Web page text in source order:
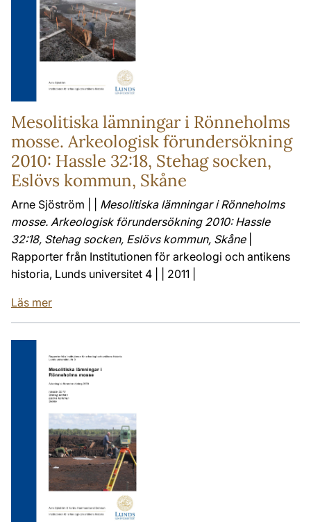
Mesolitiska lämningar i Rönneholms
mosse. Arkeologisk förundersökning
2010: Hassle 32:18, Stehag socken,
Eslövs kommun, Skåne
Arne Sjöström | | Mesolitiska lämningar i Rönneholms
mosse. Arkeologisk förundersökning 2010: Hassle
32:18, Stehag socken, Eslövs kommun, Skåne|
Rapporter från Institutionen för arkeologi och antikens
historia, Lunds universitet 4 | | 2011 |
Läs mer